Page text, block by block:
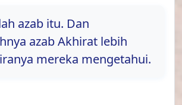
azab itu. Dan
azab Akhirat lebih
mereka mengetahui.